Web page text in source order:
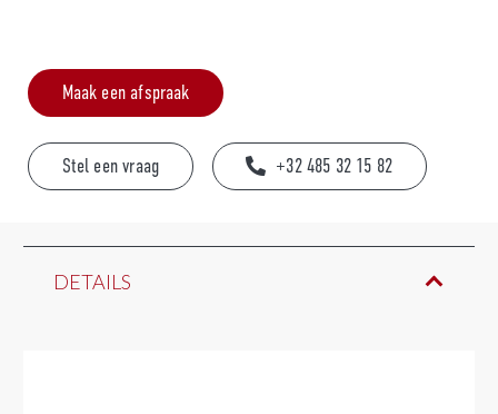
Maak een afspraak
Stel een vraag +32 485 32 15 82
DETAILS